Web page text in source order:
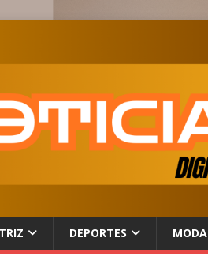
DEPORTES MODA